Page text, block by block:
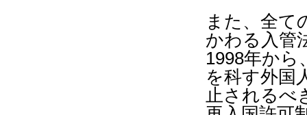
また、全て
かわる入管
1998年から
を科す外国
止されるべ